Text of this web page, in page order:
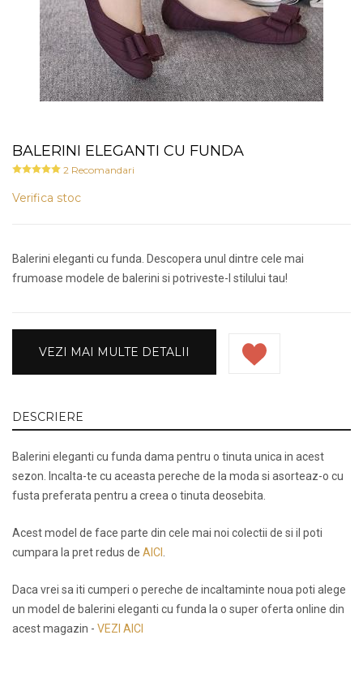
BALERINI ELEGANTI CU FUNDA
2 Recomandari
Verifica stoc
Balerini eleganti cu funda. Descopera unul dintre cele mai
frumoase modele de balerini si potriveste-l stilului tau!
VEZI MAI MULTE DETALII
DESCRIERE
Balerini eleganti cu funda dama pentru o tinuta unica in acest
sezon. Incalta-te cu aceasta pereche de la moda si asorteaz-o cu
fusta preferata pentru a creea o tinuta deosebita.
Acest model de face parte din cele mai noi colectii de si il poti
cumpara la pret redus de AICI
Daca vrei sa iti cumperi o pereche de incaltaminte noua poti alege
un model de balerini eleganti cu funda la o super oferta online din
acest magazin - VEZI AICI